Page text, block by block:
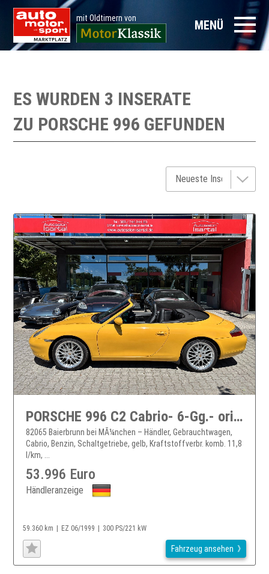
mit Oldtimern von MENÜ
ES WURDEN 3 INSERATE
ZU PORSCHE 996 GEFUNDEN
PORSCHE 996 C2 Cabrio- 6-Gg.- orig. 59TKM, Speedgelb!
82065 Baierbrunn bei MÃ¼nchen – Händler, Gebrauchtwagen,
Cabrio, Benzin, Schaltgetriebe, gelb, Kraftstoffverbr. komb. 11,8
l/km, ...
53.996 Euro
Händleranzeige
59.360 km EZ 06/1999 300 PS/221 kW
Fahrzeug ansehen